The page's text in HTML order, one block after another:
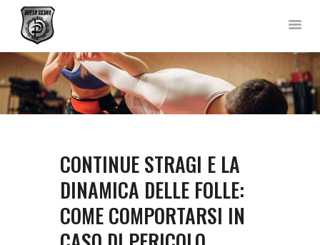
DIFESA SICURA KRAV MAGA
Corsi di Difesa Personale a Bergamo
HOME
CHI SIAMO
NEWS
FOTO E VIDEO
TEAM
COLLABORAZIONI
CONTINUE STRAGI E LA
DINAMICA DELLE FOLLE:
COME COMPORTARSI IN